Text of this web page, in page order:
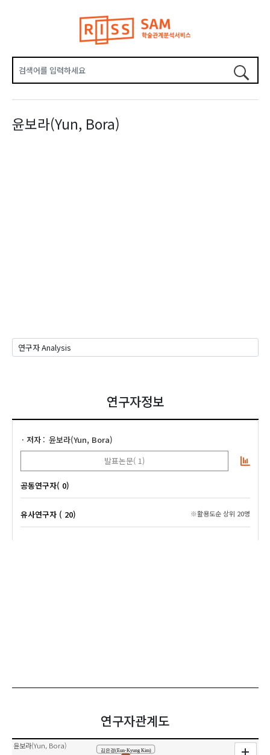
윤보라(Yun, Bora)
연구자정보
저자
윤보라(Yun, Bora)
발표논문( 1)
공동연구자( 0)
유사연구자 ( 20) ※활용도순 상위 20명
연구자관계도
윤보라(Yun, Bora) 김은경(Eun-Kyung Kim)